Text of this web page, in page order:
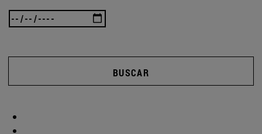
BUSCAR